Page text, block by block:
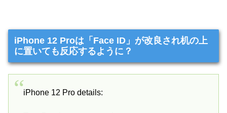
iPhone 12 Proは「Face ID」が改良され机の上
に置いても反応するように？
iPhone 12 Pro details: